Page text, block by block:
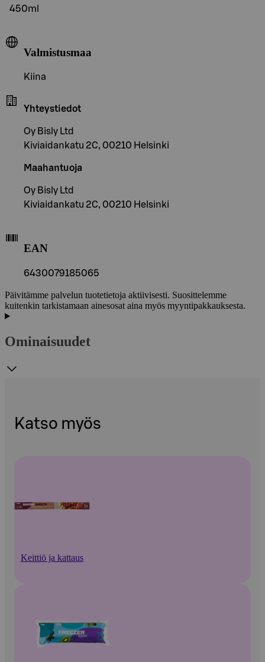
450ml
Valmistusmaa
Kiina
Yhteystiedot
Oy Bisly Ltd
Kiviaidankatu 2C, 00210 Helsinki
Maahantuoja
Oy Bisly Ltd
Kiviaidankatu 2C, 00210 Helsinki
EAN
6430079185065
Päivitämme palvelun tuotetietoja aktiivisesti. Suosittelemme
kuitenkin tarkistamaan ainesosat aina myös myyntipakkauksesta.
Ominaisuudet
Katso myös
Keittiö ja kattaus